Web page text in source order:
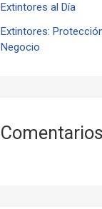
Extintores al Día
Extintores:
Negocio